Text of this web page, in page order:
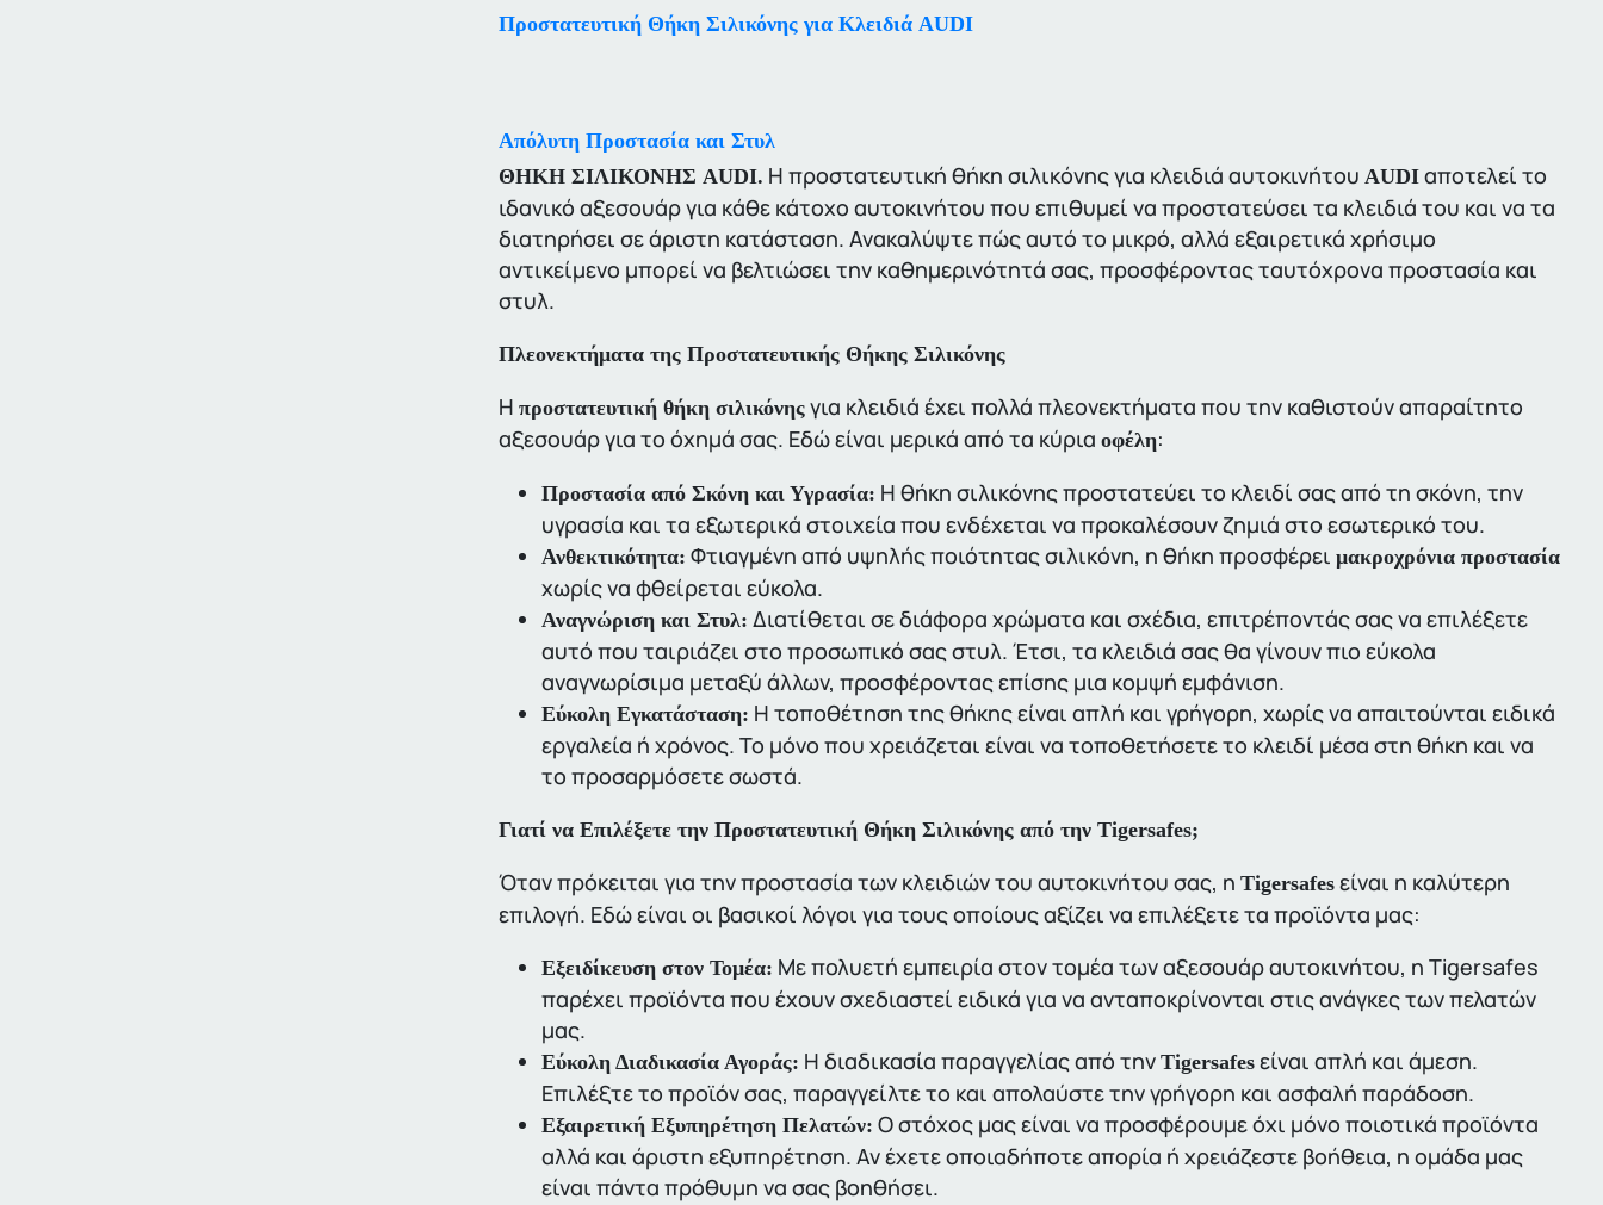
Προστατευτική Θήκη Σιλικόνης για Κλειδιά AUDI
Απόλυτη Προστασία και Στυλ
ΘΗΚΗ ΣΙΛΙΚΟΝΗΣ AUDI. Η προστατευτική θήκη σιλικόνης για κλειδιά αυτοκινήτου AUDIαποτελεί το
ιδανικό αξεσουάρ για κάθε κάτοχο αυτοκινήτου που επιθυμεί να προστατεύσει τα κλειδιά του και να τα
διατηρήσει σε άριστη κατάσταση. Ανακαλύψτε πώς αυτό το μικρό, αλλά εξαιρετικά χρήσιμο
αντικείμενο μπορεί να βελτιώσει την καθημερινότητά σας, προσφέροντας ταυτόχρονα προστασία και
στυλ.
Πλεονεκτήματα της Προστατευτικής Θήκης Σιλικόνης
Η προστατευτική θήκη σιλικόνηςγια κλειδιά έχει πολλά πλεονεκτήματα που την καθιστούν απαραίτητο
αξεσουάρ για το όχημά σας. Εδώ είναι μερικά από τα κύρια οφέλη:
Προστασία από Σκόνη και Υγρασία: Η θήκη σιλικόνης προστατεύει το κλειδί σας από τη σκόνη, την
υγρασία και τα εξωτερικά στοιχεία που ενδέχεται να προκαλέσουν ζημιά στο εσωτερικό του.
Ανθεκτικότητα: Φτιαγμένη από υψηλής ποιότητας σιλικόνη, η θήκη προσφέρει μακροχρόνια προστασία
χωρίς να φθείρεται εύκολα.
Αναγνώριση και Στυλ: Διατίθεται σε διάφορα χρώματα και σχέδια, επιτρέποντάς σας να επιλέξετε
αυτό που ταιριάζει στο προσωπικό σας στυλ. Έτσι, τα κλειδιά σας θα γίνουν πιο εύκολα
αναγνωρίσιμα μεταξύ άλλων, προσφέροντας επίσης μια κομψή εμφάνιση.
Εύκολη Εγκατάσταση: Η τοποθέτηση της θήκης είναι απλή και γρήγορη, χωρίς να απαιτούνται ειδικά
εργαλεία ή χρόνος. Το μόνο που χρειάζεται είναι να τοποθετήσετε το κλειδί μέσα στη θήκη και να
το προσαρμόσετε σωστά.
Γιατί να Επιλέξετε την Προστατευτική Θήκη Σιλικόνης από την Tigersafes;
Όταν πρόκειται για την προστασία των κλειδιών του αυτοκινήτου σας, η Tigersafesείναι η καλύτερη
επιλογή. Εδώ είναι οι βασικοί λόγοι για τους οποίους αξίζει να επιλέξετε τα προϊόντα μας:
Εξειδίκευση στον Τομέα: Με πολυετή εμπειρία στον τομέα των αξεσουάρ αυτοκινήτου, η Tigersafes
παρέχει προϊόντα που έχουν σχεδιαστεί ειδικά για να ανταποκρίνονται στις ανάγκες των πελατών
μας.
Εύκολη Διαδικασία Αγοράς: Η διαδικασία παραγγελίας από την Tigersafesείναι απλή και άμεση.
Επιλέξτε το προϊόν σας, παραγγείλτε το και απολαύστε την γρήγορη και ασφαλή παράδοση.
Εξαιρετική Εξυπηρέτηση Πελατών: Ο στόχος μας είναι να προσφέρουμε όχι μόνο ποιοτικά προϊόντα
αλλά και άριστη εξυπηρέτηση. Αν έχετε οποιαδήποτε απορία ή χρειάζεστε βοήθεια, η ομάδα μας
είναι πάντα πρόθυμη να σας βοηθήσει.